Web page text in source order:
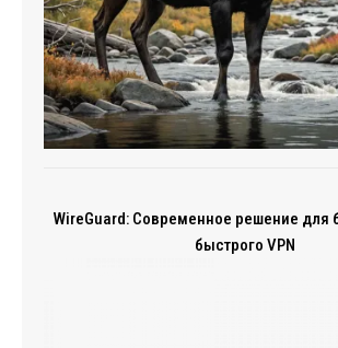
WireGuard: Современное решение для
быстрого VPN